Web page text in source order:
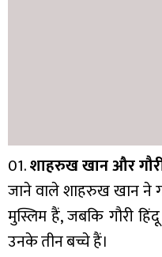
01.शाहरुख खान और
जाने वाले शाहरुख खान ने
मुस्लिम हैं, जबकि गौरी
उनके तीन बच्चे हैं।